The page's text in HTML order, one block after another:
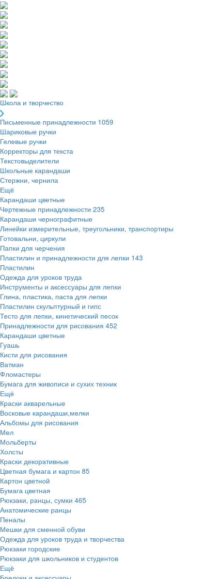
Школа и творчество
Письменные принадлежности 1059
Шариковые ручки
Гелевые ручки
Корректоры для текста
Текстовыделители
Школьные карандаши
Стержни, чернила
Ещё
Карандаши цветные
Чертежные принадлежности 235
Карандаши чернографитные
Линейки измерительные, треугольники, транспортиры
Готовальни, циркули
Папки для черчения
Пластилин и принадлежности для лепки 143
Пластилин
Одежда для уроков труда
Инструменты и аксессуары для лепки
Глина, пластика, паста для лепки
Пластилин скульптурный и гипс
Тесто для лепки, кинетический песок
Принадлежности для рисования 452
Карандаши цветные
Гуашь
Кисти для рисования
Ватман
Фломастеры
Бумага для живописи и сухих техник
Ещё
Краски акварельные
Восковые карандаши,мелки
Альбомы для рисования
Мел
Мольберты
Холсты
Краски декоративные
Цветная бумага и картон 85
Картон цветной
Бумага цветная
Рюкзаки, ранцы, сумки 465
Анатомические ранцы
Пеналы
Мешки для сменной обуви
Одежда для уроков труда и творчества
Рюкзаки городские
Рюкзаки для школьников и студентов
Ещё